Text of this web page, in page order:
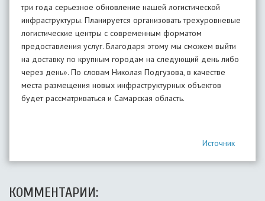
три года серьезное обновление нашей логистической
инфраструктуры. Планируется организовать трехуровневые
логистические центры с современным форматом
предоставления услуг. Благодаря этому мы сможем выйти
на доставку по крупным городам на следующий день либо
через день». По словам Николая Подгузова, в качестве
места размещения новых инфраструктурных объектов
будет рассматриваться и Самарская область.
Источник
КОММЕНТАРИИ: